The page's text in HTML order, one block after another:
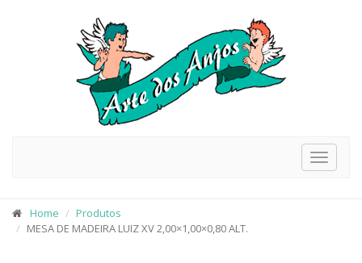
Toggle
Home
Produtos
MESA DE MADEIRA LUIZ XV 2,00×1,00×0,80 ALT.